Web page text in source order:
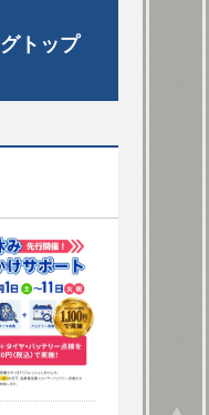
トップ